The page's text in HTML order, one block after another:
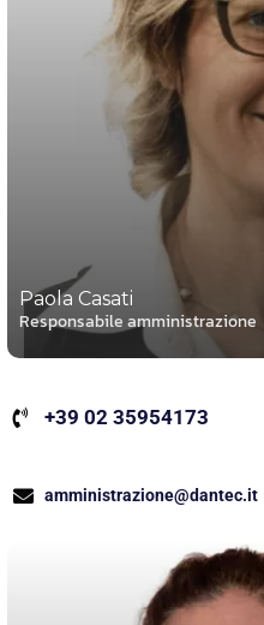
Paola Casati
Responsabile amministrazione
+39 02 35954173
amministrazione@dantec.it